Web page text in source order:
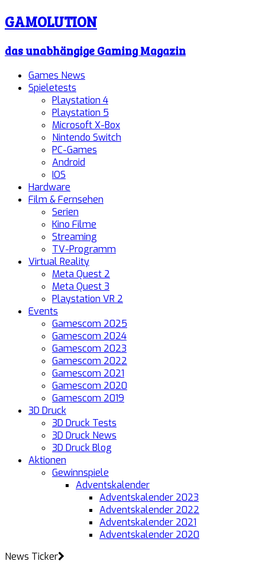
GAMOLUTION
das unabhängige Gaming Magazin
Games News
Spieletests
Playstation 4
Playstation 5
Microsoft X-Box
Nintendo Switch
PC-Games
Android
IOS
Hardware
Film & Fernsehen
Serien
Kino Filme
Streaming
TV-Programm
Virtual Reality
Meta Quest 2
Meta Quest 3
Playstation VR 2
Events
Gamescom 2025
Gamescom 2024
Gamescom 2023
Gamescom 2022
Gamescom 2021
Gamescom 2020
Gamescom 2019
3D Druck
3D Druck Tests
3D Druck News
3D Druck Blog
Aktionen
Gewinnspiele
Adventskalender
Adventskalender 2023
Adventskalender 2022
Adventskalender 2021
Adventskalender 2020
News Ticker